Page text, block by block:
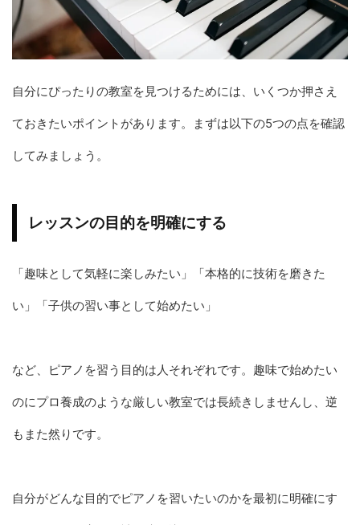
自分にぴったりの教室を見つけるためには、いくつか押さえ
ておきたいポイントがあります。まずは以下の5つの点を確認
してみましょう。
レッスンの目的を明確にする
「趣味として気軽に楽しみたい」「本格的に技術を磨きた
い」「子供の習い事として始めたい」
など、ピアノを習う目的は人それぞれです。趣味で始めたい
のにプロ養成のような厳しい教室では長続きしませんし、逆
もまた然りです。
自分がどんな目的でピアノを習いたいのかを最初に明確にす